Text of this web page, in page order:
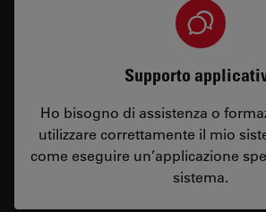
Supporto
Ho bisogno di assistenza o
utilizzare correttamente il mio
come eseguire un’applicazione
sistema.